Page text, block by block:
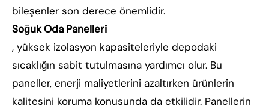
bileşenler son derece önemlidir.
Soğuk Oda Panelleri
, yüksek izolasyon kapasiteleriyle depodaki
sıcaklığın sabit tutulmasına yardımcı olur. Bu
paneller, enerji maliyetlerini azaltırken ürünlerin
kalitesini koruma konusunda da etkilidir. Panellerin